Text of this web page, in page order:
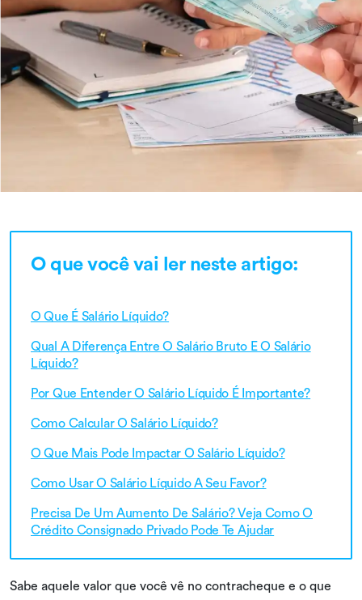
O que você vai ler neste artigo:
O Que É Salário Líquido?
Qual A Diferença Entre O Salário Bruto E O Salário
Líquido?
Por Que Entender O Salário Líquido É Importante?
Como Calcular O Salário Líquido?
O Que Mais Pode Impactar O Salário Líquido?
Como Usar O Salário Líquido A Seu Favor?
Precisa De Um Aumento De Salário? Veja Como O
Crédito Consignado Privado Pode Te Ajudar
Sabe aquele valor que você vê no contracheque e o que